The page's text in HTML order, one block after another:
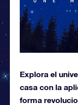
Explora el
casa con la
forma